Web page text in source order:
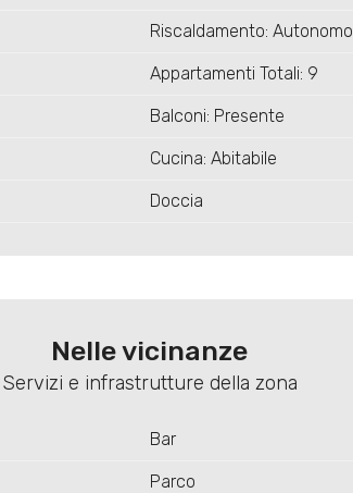
Riscaldamento: Autonomo
Appartamenti Totali: 9
Balconi: Presente
Cucina: Abitabile
Doccia
Nelle vicinanze
Servizi e infrastrutture della zona
Bar
Parco